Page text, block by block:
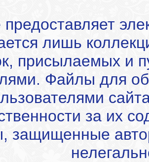
лишь
присылаемых и
Файлы для
за их
защищенные